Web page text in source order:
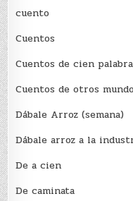
cuento
Cuentos
Cuentos de cien
Cuentos de otros
Dábale Arroz (semana)
Dábale arroz a la
De a cien
De caminata